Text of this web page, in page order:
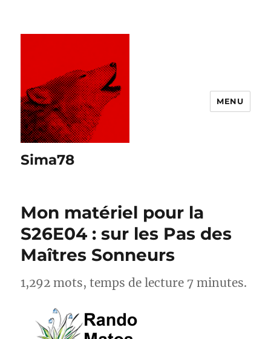
Sima78
MENU
Mon matériel pour la
S26E04 : sur les Pas des
Maîtres Sonneurs
1,292 mots, temps de lecture 7 minutes.